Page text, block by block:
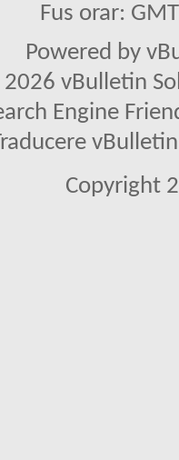
Fus orar:
Powered by
vBulletin
Engine
Copyright